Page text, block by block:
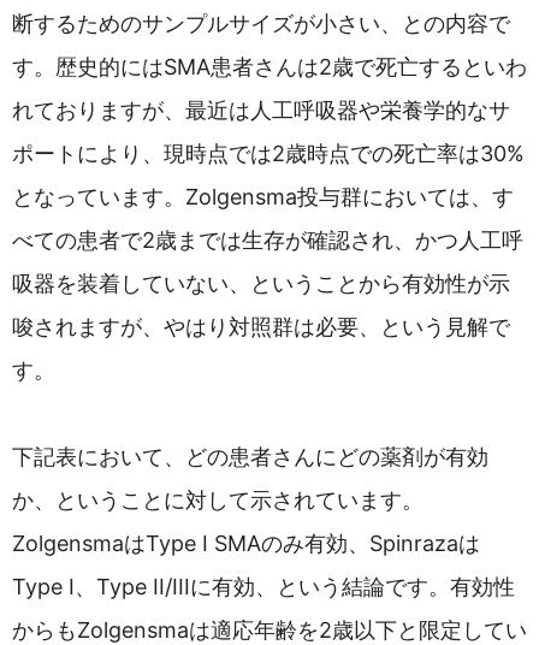
断するためのサンプルサイズが小さい、との内容で
す。歴史的にはSMA患者さんは2歳で死亡するといわ
れておりますが、最近は人工呼吸器や栄養学的なサ
ポートにより、現時点では2歳時点での死亡率は30%
となっています。Zolgensma投与群においては、す
べての患者で2歳までは生存が確認され、かつ人工呼
吸器を装着していない、ということから有効性が示
唆されますが、やはり対照群は必要、という見解で
す。
下記表において、どの患者さんにどの薬剤が有効
か、ということに対して示されています。
ZolgensmaはType I SMAのみ有効、Spinrazaは
Type I、Type II/IIIに有効、という結論です。有効性
からもZolgensmaは適応年齢を2歳以下と限定してい